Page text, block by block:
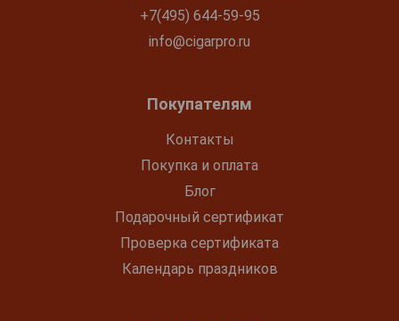
+7(495) 644-59-95
info@cigarpro.ru
Покупателям
Контакты
Покупка и оплата
Блог
Подарочный сертификат
Проверка сертификата
Календарь праздников